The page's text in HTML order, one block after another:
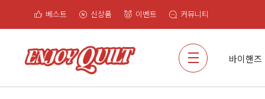
베스트 신상품 이벤트 커뮤니티
바이핸즈